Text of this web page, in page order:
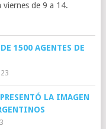
de 9 a 14.
1500 AGENTES DE
LA IMAGEN